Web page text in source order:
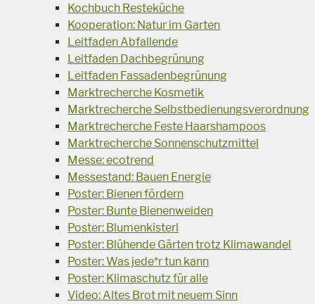
Kochbuch Resteküche
Kooperation: Natur im Garten
Leitfaden Abfallende
Leitfaden Dachbegrünung
Leitfaden Fassadenbegrünung
Marktrecherche Kosmetik
Marktrecherche Selbstbedienungsverordnung
Marktrecherche Feste Haarshampoos
Marktrecherche Sonnenschutzmittel
Messe: ecotrend
Messestand: Bauen Energie
Poster: Bienen fördern
Poster: Bunte Bienenweiden
Poster: Blumenkisterl
Poster: Blühende Gärten trotz Klimawandel
Poster: Was jede*r tun kann
Poster: Klimaschutz für alle
Video: Altes Brot mit neuem Sinn